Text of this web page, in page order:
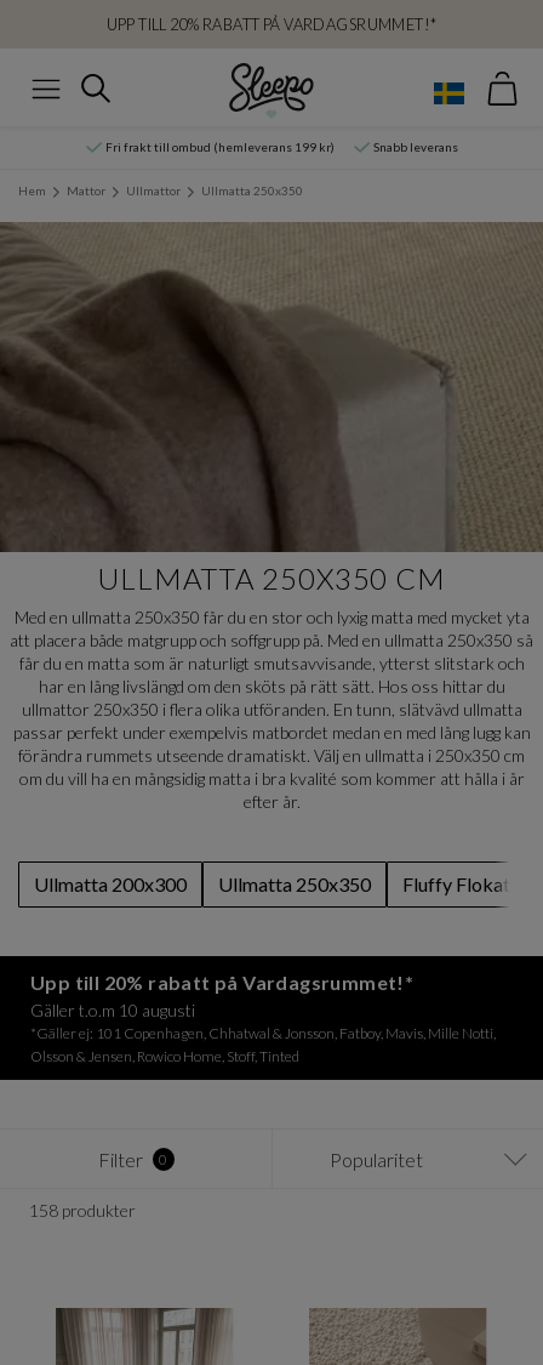
UPP TILL 20% RABATT PÅ VARDAGSRUMMET!*
Sök
Fri frakt till ombud (hemleverans 199 kr) Snabb leverans
Hem Mattor Ullmattor Ullmatta 250x350
ULLMATTA 250X350 CM
Med en ullmatta 250x350 får du en stor och lyxig matta med mycket yta
att placera både matgrupp och soffgrupp på. Med en ullmatta 250x350 så
får du en matta som är naturligt smutsavvisande, ytterst slitstark och
har en lång livslängd om den sköts på rätt sätt. Hos oss hittar du
ullmattor 250x350 i flera olika utföranden. En tunn, slätvävd ullmatta
passar perfekt under exempelvis matbordet medan en med lång lugg kan
förändra rummets utseende dramatiskt. Välj en ullmatta i 250x350 cm
om du vill ha en mångsidig matta i bra kvalité som kommer att hålla i år
efter år.
Ullmatta 200x300 Ullmatta 250x350 Fluffy Flokati
Upp till 20% rabatt på Vardagsrummet!*
Gäller t.o.m 10 augusti
*Gäller ej: 101 Copenhagen, Chhatwal & Jonsson, Fatboy, Mavis, Mille Notti,
Olsson & Jensen, Rowico Home, Stoff, Tinted
Filter 0 Popularitet
158 produkter